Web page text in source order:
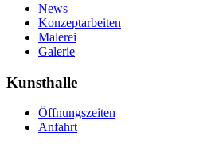
News
Konzeptarbeiten
Malerei
Galerie
Kunsthalle
Öffnungszeiten
Anfahrt